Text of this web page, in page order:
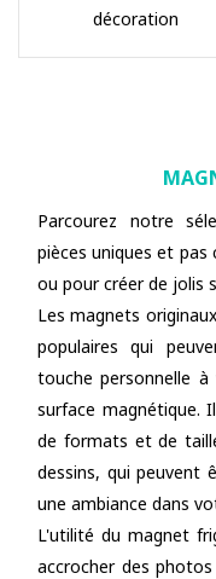
décoration
Parcourez notre
pièces uniques et
ou pour créer de jolis
Les magnets
populaires qui
touche personnelle
surface magnétique.
de formats et de
dessins, qui peuvent
une ambiance dans
L'utilité du magnet
accrocher des